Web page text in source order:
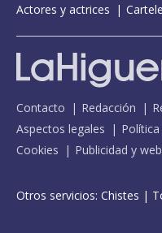
Actores y actrices
Contacto Redacción
Aspectos legales
Cookies
Publicidad y
Otros servicios: Chistes |